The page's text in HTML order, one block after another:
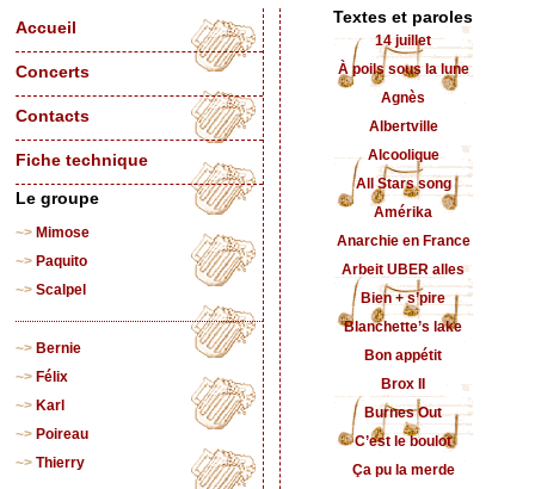
Accueil
Concerts
Contacts
Fiche technique
Le groupe
Mimose
Paquito
Scalpel
Bernie
Félix
Karl
Poireau
Thierry
Textes et paroles
14 juillet
À poils sous la lune
Agnès
Albertville
Alcoolique
All Stars song
Amérika
Anarchie en France
Arbeit UBER alles
Bien + s’pire
Blanchette’s lake
Bon appétit
Brox II
Burnes Out
C’est le boulot
Ça pu la merde